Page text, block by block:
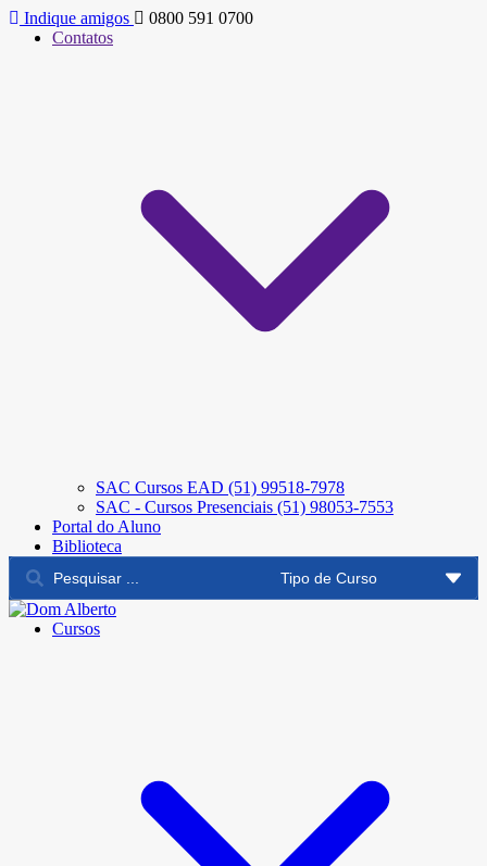
Indique amigos
0800 591 0700
Contatos
SAC Cursos EAD (51) 99518-7978
SAC - Cursos Presenciais (51) 98053-7553
Portal do Aluno
Biblioteca
Cursos